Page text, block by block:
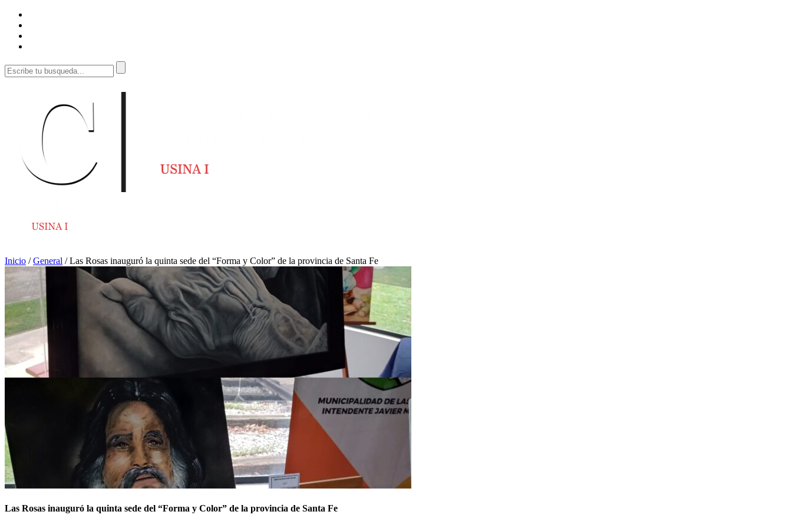
Inicio /General /Las Rosas inauguró la quinta sede del “Forma y Color” de la provincia de Santa Fe
Las Rosas inauguró la quinta sede del “Forma y Color” de la provincia de Santa Fe